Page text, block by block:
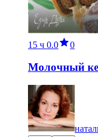
15 ч 0.0 0
Молочный